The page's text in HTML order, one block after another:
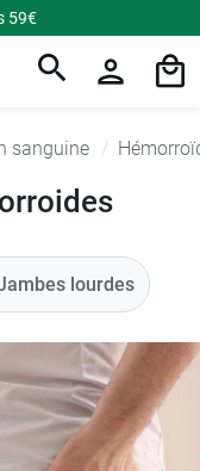
59€
sanguine
lourdes